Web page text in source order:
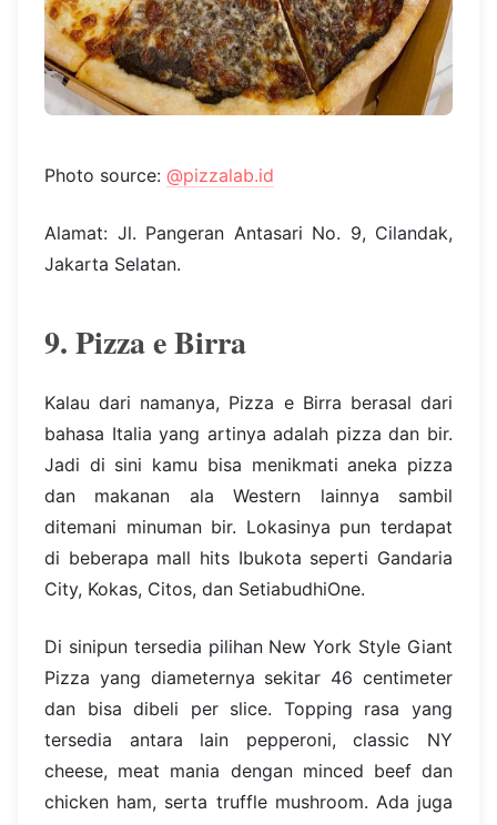
Photo source: @pizzalab.id
Alamat: Jl. Pangeran Antasari No. 9, Cilandak,
Jakarta Selatan.
9. Pizza e Birra
Kalau dari namanya, Pizza e Birra berasal dari
bahasa Italia yang artinya adalah pizza dan bir.
Jadi di sini kamu bisa menikmati aneka pizza
dan makanan ala Western lainnya sambil
ditemani minuman bir. Lokasinya pun terdapat
di beberapa mall hits Ibukota seperti Gandaria
City, Kokas, Citos, dan SetiabudhiOne.
Di sinipun tersedia pilihan New York Style Giant
Pizza yang diameternya sekitar 46 centimeter
dan bisa dibeli per slice. Topping rasa yang
tersedia antara lain pepperoni, classic NY
cheese, meat mania dengan minced beef dan
chicken ham, serta truffle mushroom. Ada juga